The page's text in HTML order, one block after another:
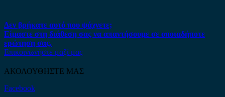
Δεν βρήκατε αυτό που ψάχνετε;
Είμαστε στη διάθεση σας να απαντήσουμε σε οποιαδήποτε
ερώτηση σας.
Επικοινωνήστε μαζί μας
ΑΚΟΛΟΥΘΗΣΤΕ ΜΑΣ
Facebook